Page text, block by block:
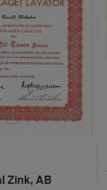
Zink, AB